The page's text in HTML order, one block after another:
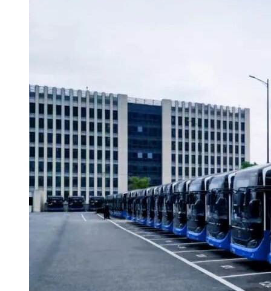
投标人具有良好的商业信誉，没有处于被责令停业、财产被冻
结、接管和破产状态。
3.3 业绩要求
投标人自2019年1月1日至今(以合同签订日期为准)，至少有一
项(一个合同为一项)单项合同金额不少于250万元人民币的地
铁车辆的项目咨询(含监造服务)或地铁车辆监造服务业绩。
业绩证明材料以合同为准，时间以合同签订时间为准，业绩合
同如无法体现上述要求，还应提供中标通知书或业主证明，否
则将视为无效业绩。
拟投入本项目的总监理工程师应具备人事部门颁发的注册设备
监理工程师资格，或具备人力资源和社会保障部门或设备监理
行业协会颁发的设备监理师职业资格。(投标文件中附相关证